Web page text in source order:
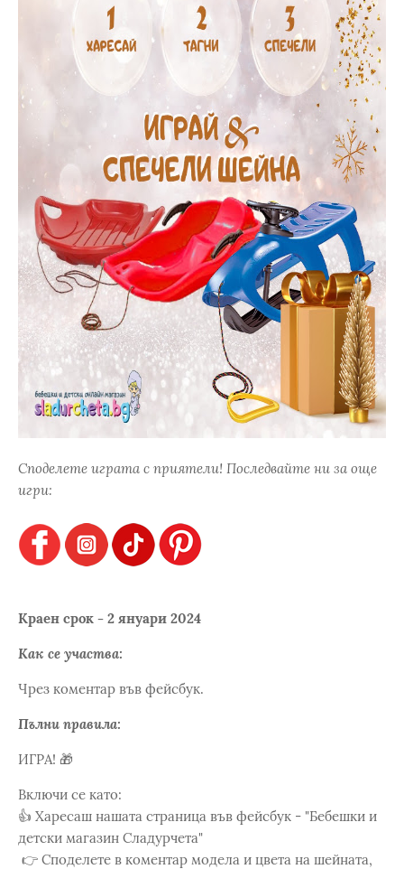
Споделете играта с приятели! Последвайте ни за още
игри:
Краен срок - 2 януари 2024
Как се участва:
Чрез коментар във фейсбук.
Пълни правила:
ИГРА! 🎁
Включи се като:
👍 Харесаш нашата страница във фейсбук - "Бебешки и
детски магазин Сладурчета"
👉 Споделете в коментар моделa и цвета на шейната,